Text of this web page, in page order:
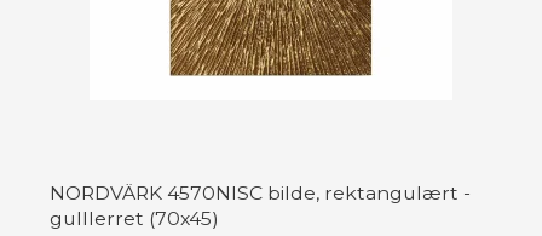
NORDVÄRK 4570NISC bilde, rektangulært -
gulllerret (70x45)